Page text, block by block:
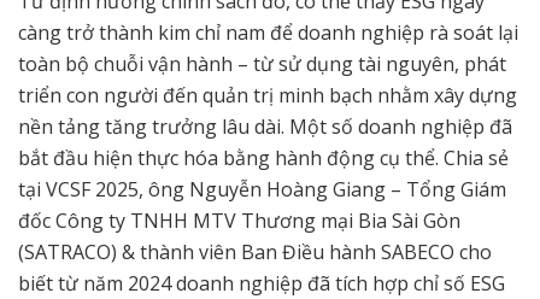
càng trở thành kim chỉ nam để doanh nghiệp rà soát lại
toàn bộ chuỗi vận hành – từ sử dụng tài nguyên, phát
triển con người đến quản trị minh bạch nhằm xây dựng
nền tảng tăng trưởng lâu dài. Một số doanh nghiệp đã
bắt đầu hiện thực hóa bằng hành động cụ thể. Chia sẻ
tại VCSF 2025, ông Nguyễn Hoàng Giang – Tổng Giám
đốc Công ty TNHH MTV Thương mại Bia Sài Gòn
(SATRACO) & thành viên Ban Điều hành SABECO cho
biết từ năm 2024 doanh nghiệp đã tích hợp chỉ số ESG